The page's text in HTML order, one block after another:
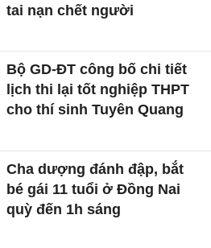
tai nạn chết người
Bộ GD-ĐT công bố chi tiết
lịch thi lại tốt nghiệp THPT
cho thí sinh Tuyên Quang
Cha dượng đánh đập, bắt
bé gái 11 tuổi ở Đồng Nai
quỳ đến 1h sáng